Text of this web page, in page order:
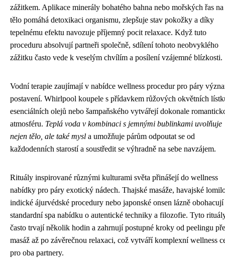
zážitkem. Aplikace minerály bohatého bahna nebo mořských řas na
tělo pomáhá detoxikaci organismu, zlepšuje stav pokožky a díky
tepelnému efektu navozuje příjemný pocit relaxace. Když tuto
proceduru absolvují partneři společně, sdílení tohoto neobvyklého
zážitku často vede k veselým chvílím a posílení vzájemné blízkosti.
Vodní terapie zaujímají v nabídce wellness procedur pro páry
postavení. Whirlpool koupele s přídavkem růžových okvětních
esenciálních olejů nebo šampaňského vytvářejí dokonale
atmosféru. Teplá voda v kombinaci s jemnými bublinkami uvolňuje
nejen tělo, ale také mysl a umožňuje párům odpoutat se od
každodenních starostí a soustředit se výhradně na sebe navzájem.
Rituály inspirované různými kulturami světa přinášejí do wellness
nabídky pro páry exotický nádech. Thajské masáže, havajské
indické ájurvédské procedury nebo japonské onsen lázně obohacují
standardní spa nabídku o autentické techniky a filozofie. Tyto
často trvají několik hodin a zahrnují postupné kroky od peelingu
masáž až po závěrečnou relaxaci, což vytváří komplexní wellness
pro oba partnery.